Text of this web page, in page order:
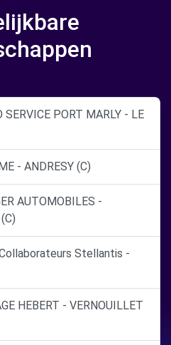
PORT MARLY - LE
- ANDRESY (C)
AUTOMOBILES -
Stellantis -
HEBERT - VERNOUILLET